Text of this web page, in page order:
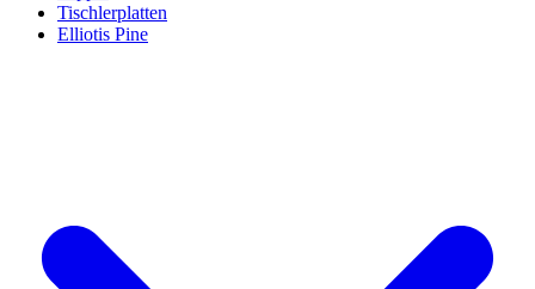
Tischlerplatten
Elliotis Pine